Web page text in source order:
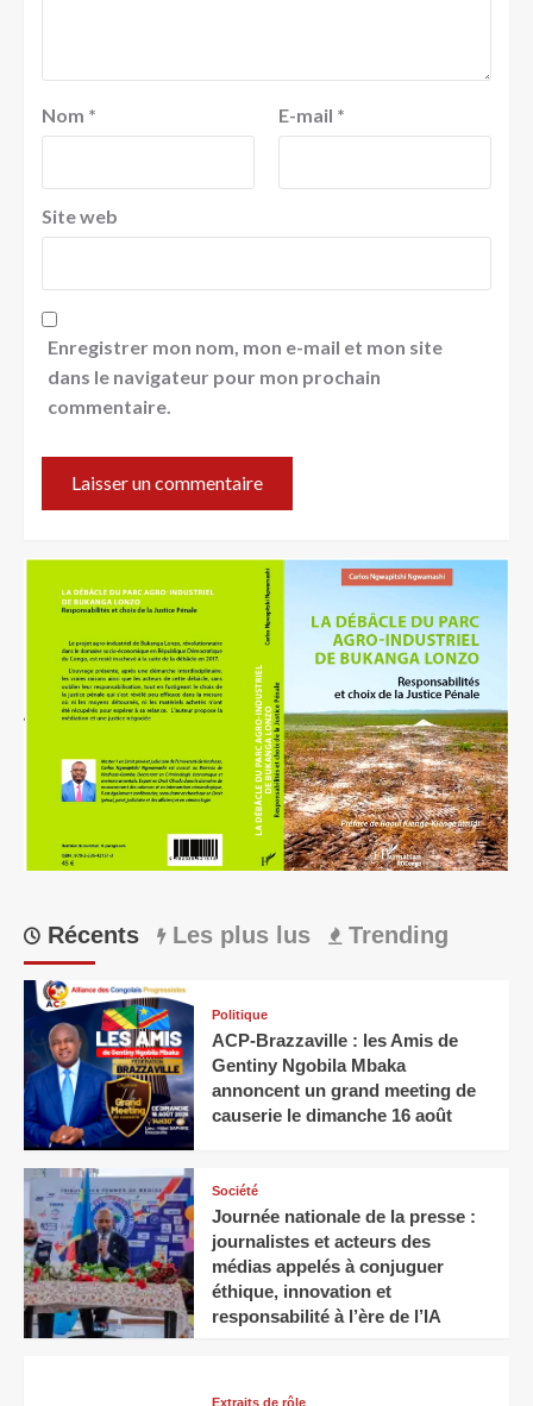
Nom * E-mail *
Site web
Enregistrer mon nom, mon e-mail et mon site
dans le navigateur pour mon prochain
commentaire.
Récents Les plus lus Trending
Politique
ACP-Brazzaville : les Amis de
Gentiny Ngobila Mbaka
annoncent un grand meeting de
causerie le dimanche 16 août
Société
Journée nationale de la presse :
journalistes et acteurs des
médias appelés à conjuguer
éthique, innovation et
responsabilité à l’ère de l’IA
Extraits de rôle